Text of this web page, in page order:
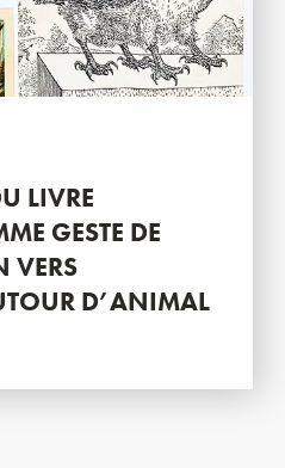
LIVRE
GESTE DE
VERS
D’ANIMAL